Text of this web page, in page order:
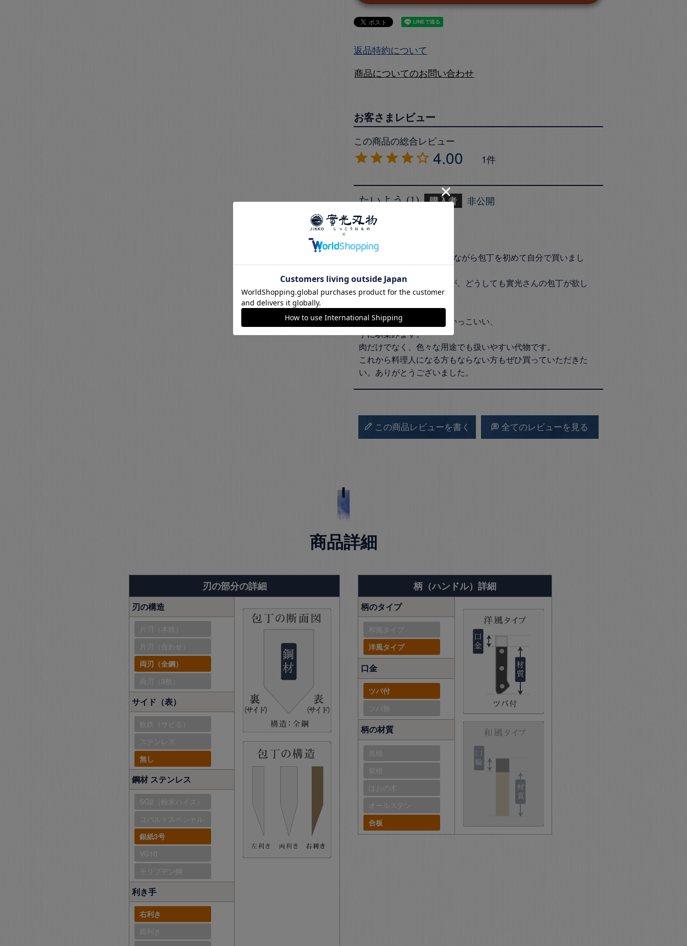
返品特約について
商品についてのお問い合わせ
4.00 1
たいよう 1 購入者
非公開
投稿日
料理を始めてまだ2年未熟ながら包丁を初めて自分で買いまし
洋食をやっている身ですが、どうしても實光さんの包丁が欲し
く、
筋引の包丁を買いました。
切れ味もよく、見た目もかっこいい、
手に馴染みます。
肉だけでなく、色々な用途でも扱いやすい代物です。
これから料理人になる方もならない方もぜひ買っていただきた
い。ありがとうございました。
全てのレビューを見る
この商品レビューを書く
商品詳細
刃の部分の詳細
刃の構造
片刃（本焼）
片刃（合わせ）
両刃（全鋼）
両刃（3枚）
サイド（表）
軟鉄（サビる）
ステンレス
無し
鋼材 ステンレス
SG2（粉末ハイス）
コバルトスペシャル
銀紙3号
VG10
モリブデン鋼
利き手
右利き
両利き
柄（ハンドル）詳細
柄のタイプ
和風タイプ
洋風タイプ
口金
ツバ付
ツバ無
柄の材質
黒檀
紫檀
ほおの木
オールステン
合板